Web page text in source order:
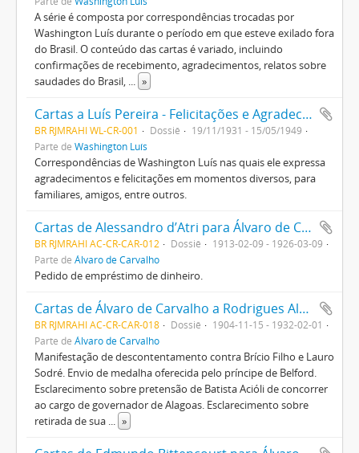
A série é composta por correspondências trocadas por
Washington Luís durante o período em que esteve exilado fora
do Brasil. O conteúdo das cartas é variado, incluindo
confirmações de recebimento, agradecimentos, relatos sobre
saudades do Brasil, ... »
Cartas a Luís Pereira - Felicitações e Agradecimentos
BR RJMRAHI WL-CR-001 Dossiê
19/11/1931 - 15/05/1949
Parte de Washington Luís
Correspondências de Washington Luís nas quais ele expressa
agradecimentos e felicitações em momentos diversos, para
familiares, amigos, entre outros.
Cartas de Alessandro d’Atri para Álvaro de Carvalho
BR RJMRAHI AC-CR-CAR-012 Dossiê
1913-02-09 - 1926-03-09
Parte de Álvaro de Carvalho
Pedido de empréstimo de dinheiro.
Cartas de Álvaro de Carvalho a Rodrigues Alves, Batista Acióli, Paulo Moraes Barros, João Pessoa, entre outros.
BR RJMRAHI AC-CR-CAR-018 Dossiê
1904-11-15 - 1932-02-01
Parte de Álvaro de Carvalho
Manifestação de descontentamento contra Brício Filho e Lauro
Sodré. Envio de medalha oferecida pelo príncipe de Belford.
Esclarecimento sobre pretensão de Batista Acióli de concorrer
ao cargo de governador de Alagoas. Esclarecimento sobre
retirada de sua ... »